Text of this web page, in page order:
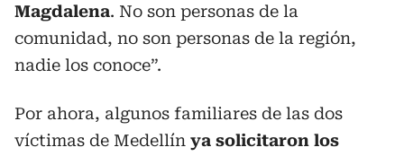
Magdalena. No son personas de la
comunidad, no son personas de la región,
nadie los conoce”.
Por ahora, algunos familiares de las dos
víctimas de Medellín ya solicitaron los